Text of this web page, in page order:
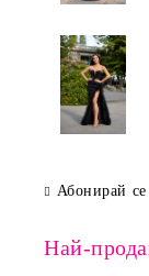
Абонирай се
Най-